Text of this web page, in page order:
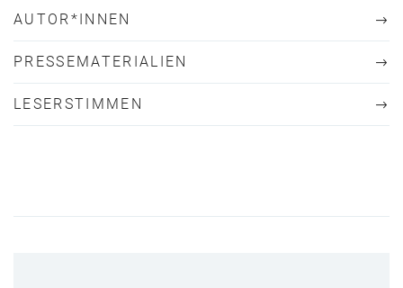
AUTOR*INNEN
PRESSEMATERIALIEN
LESERSTIMMEN